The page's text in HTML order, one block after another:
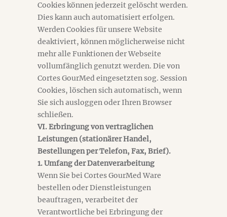
Cookies können jederzeit gelöscht werden.
Dies kann auch automatisiert erfolgen.
Werden Cookies für unsere Website
deaktiviert, können möglicherweise nicht
mehr alle Funktionen der Webseite
vollumfänglich genutzt werden. Die von
Cortes GourMed eingesetzten sog. Session
Cookies, löschen sich automatisch, wenn
Sie sich ausloggen oder Ihren Browser
schließen.
VI. Erbringung von vertraglichen
Leistungen (stationärer Handel,
Bestellungen per Telefon, Fax, Brief).
1. Umfang der Datenverarbeitung
Wenn Sie bei Cortes GourMed Ware
bestellen oder Dienstleistungen
beauftragen, verarbeitet der
Verantwortliche bei Erbringung der